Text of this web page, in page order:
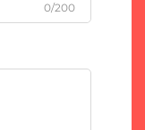
0/200